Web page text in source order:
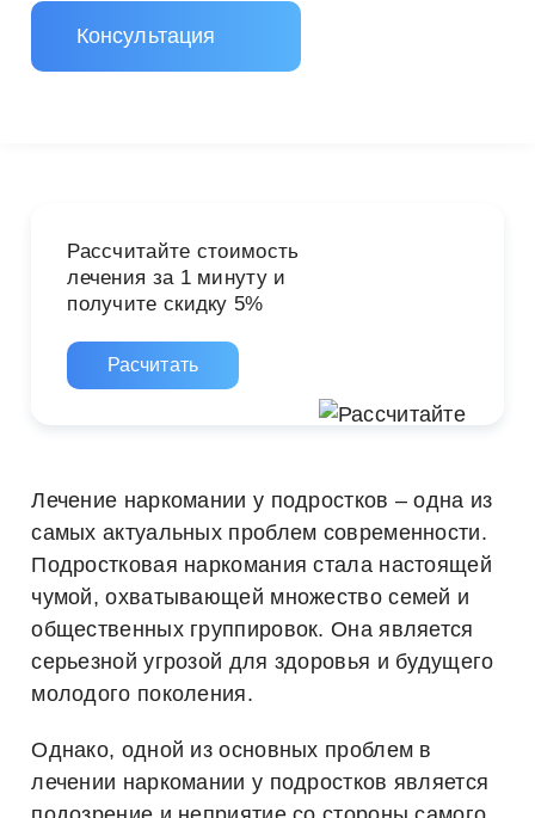
Консультация
Рассчитайте стоимость
лечения за 1 минуту и
получите скидку 5%
Расчитать
Лечение наркомании у подростков – одна из
самых актуальных проблем современности.
Подростковая наркомания стала настоящей
чумой, охватывающей множество семей и
общественных группировок. Она является
серьезной угрозой для здоровья и будущего
молодого поколения.
Однако, одной из основных проблем в
лечении наркомании у подростков является